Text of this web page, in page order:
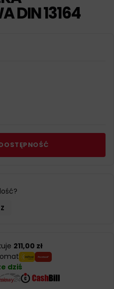
DIN 13164
211,00 zł
dziś